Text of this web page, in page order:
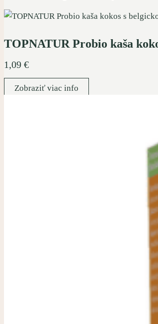
TOPNATUR Probio kaša
1,09 €
Zobraziť viac info